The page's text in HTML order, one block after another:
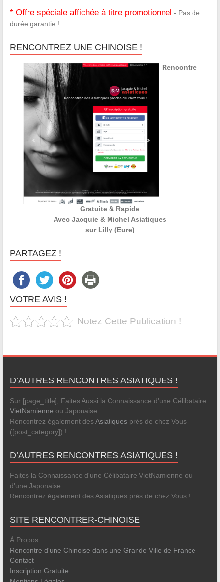
* Offre spéciale affichée à titre promotionnel - Pas de
durée garantie !
RENCONTREZ UNE CHINOISE !
Rencontre
Gratuite & Rapide
Avec Jacquie & Michel Asiatiques
sur Lilly (Eure)
PARTAGEZ !
VOTRE AVIS !
Notez Cette Publication !
D’AUTRES RENCONTRES ASIATIQUES !
Sur [page_title], Faites Aussi la Connaissance d'une Célibataire
VietNamienne ou Japonaise.
Rencontrez également desAsiatiquesprès de chez Vous
([post_category]) !
D’AUTRES RENCONTRES ASIATIQUES !
Faites la Connaissance d'une Célibataire VietNamienne ou
d'une Japonaise.
Rencontrez également des Asiatiques près de chez Vous !
SITE RENCONTRER-CHINOISE
À Propos
Rencontre d'une Chinoise dans une Grande Ville de France
Contact
Inscription Gratuite